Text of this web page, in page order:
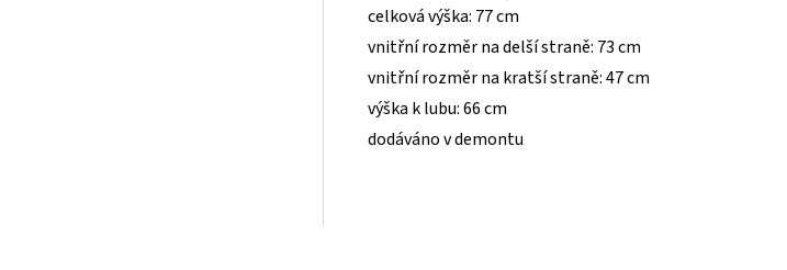
celková výška: 77 cm
vnitřní rozměr na delší straně: 73 cm
vnitřní rozměr na kratší straně: 47 cm
výška k lubu: 66 cm
dodáváno v demontu